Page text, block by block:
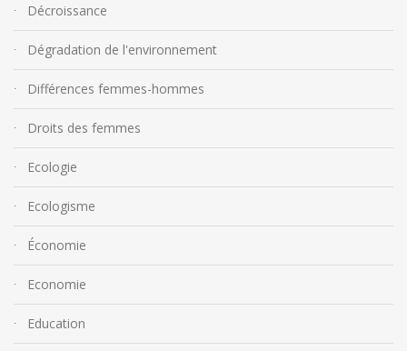
Décroissance
Dégradation de l'environnement
Différences femmes-hommes
Droits des femmes
Ecologie
Ecologisme
Économie
Economie
Education